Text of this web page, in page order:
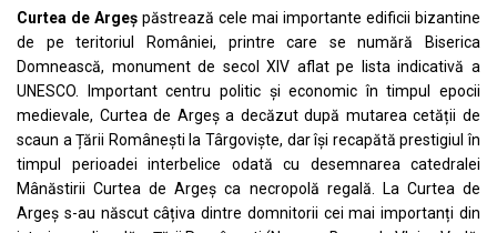
Curtea de Argeș păstrează cele mai importante edificii bizantine
de pe teritoriul României, printre care se numără
Biserica
Domnească, monument de secol XIV aflat pe lista indicativă a
UNESCO . Important centru politic și economic în timpul epocii
medievale, Curtea de Argeș a decăzut după mutarea cetății de
scaun a Țării Românești la Târgoviște, dar își recapătă prestigiul în
timpul perioadei interbelice odată cu desemnarea catedralei
Mânăstirii Curtea de Argeș ca necropolă regală. La Curtea de
Argeș s-au născut câțiva dintre domnitorii cei mai importanți din